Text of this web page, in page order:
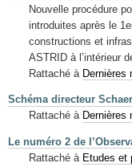
Nouvelle procédure
introduites après le
constructions et
ASTRID à l’intérieur
Rattaché à Dernières
Schéma directeur
Rattaché à Dernières
Le numéro 2 de
Rattaché à Etudes et